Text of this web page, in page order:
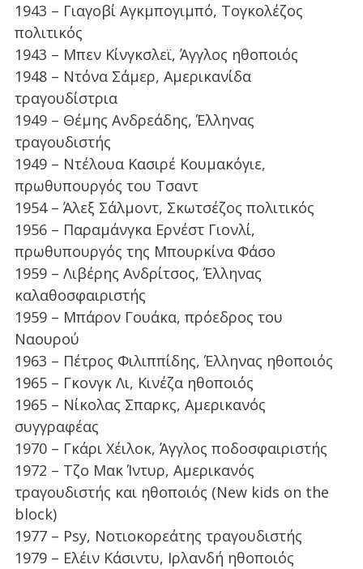
1943 – Γιαγοβί Αγκμπογιμπό, Τογκολέζος
πολιτικός
1943 – Μπεν Κίνγκσλεϊ, Άγγλος ηθοποιός
1948 – Ντόνα Σάμερ, Αμερικανίδα
τραγουδίστρια
1949 – Θέμης Ανδρεάδης, Έλληνας
τραγουδιστής
1949 – Ντέλουα Κασιρέ Κουμακόγιε,
πρωθυπουργός του Τσαντ
1954 – Άλεξ Σάλμοντ, Σκωτσέζος πολιτικός
1956 – Παραμάνγκα Ερνέστ Γιονλί,
πρωθυπουργός της Μπουρκίνα Φάσο
1959 – Λιβέρης Ανδρίτσος, Έλληνας
καλαθοσφαιριστής
1959 – Μπάρον Γουάκα, πρόεδρος του
Ναουρού
1963 – Πέτρος Φιλιππίδης, Έλληνας ηθοποιός
1965 – Γκονγκ Λι, Κινέζα ηθοποιός
1965 – Νίκολας Σπαρκς, Αμερικανός
συγγραφέας
1970 – Γκάρι Χέιλοκ, Άγγλος ποδοσφαιριστής
1972 – Τζο Μακ Ίντυρ, Αμερικανός
τραγουδιστής και ηθοποιός (New kids on the
block)
1977 – Psy, Νοτιοκορεάτης τραγουδιστής
1979 – Ελέιν Κάσιντυ, Ιρλανδή ηθοποιός